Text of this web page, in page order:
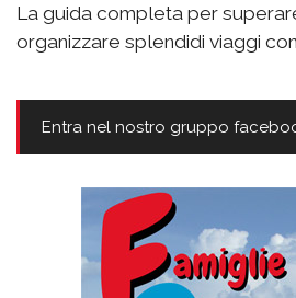
La guida completa per
organizzare splendidi viaggi
Entra nel nostro gruppo